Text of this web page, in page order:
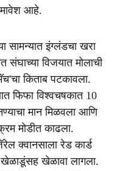
आहे.
सामन्यात इंग्लंडचा खरा
संघाच्या विजयात मोलाची
किताब पटकावला.
फिफा विश्वचषकात 10
मान मिळवला आणि
मोडीत काढला.
क्वानसाला रेड कार्ड
खेळाडूंसह खेळावा लागला.